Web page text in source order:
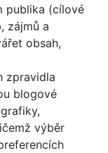
publika (cílové
zájmů a
obsah,
zpravidla
blogové
výběr